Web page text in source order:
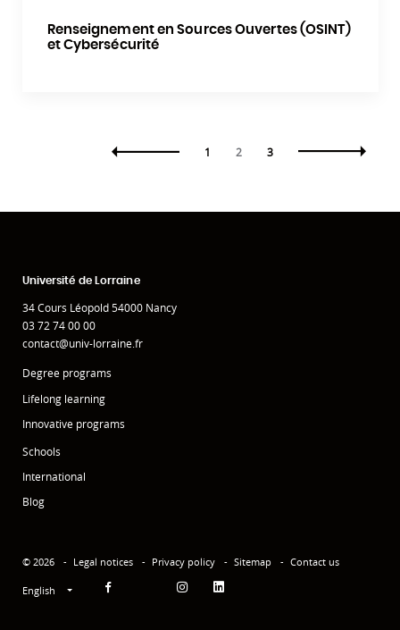
Renseignement en Sources Ouvertes (OSINT)
et Cybersécurité
1 2 3
Université de Lorraine
34 Cours Léopold 54000 Nancy
03 72 74 00 00
contact@univ-lorraine.fr
Degree programs
Lifelong learning
Innovative programs
Schools
International
Blog
© 2026 Legal notices Privacy policy Sitemap Contact us
English Facebook InstagramLinkedin